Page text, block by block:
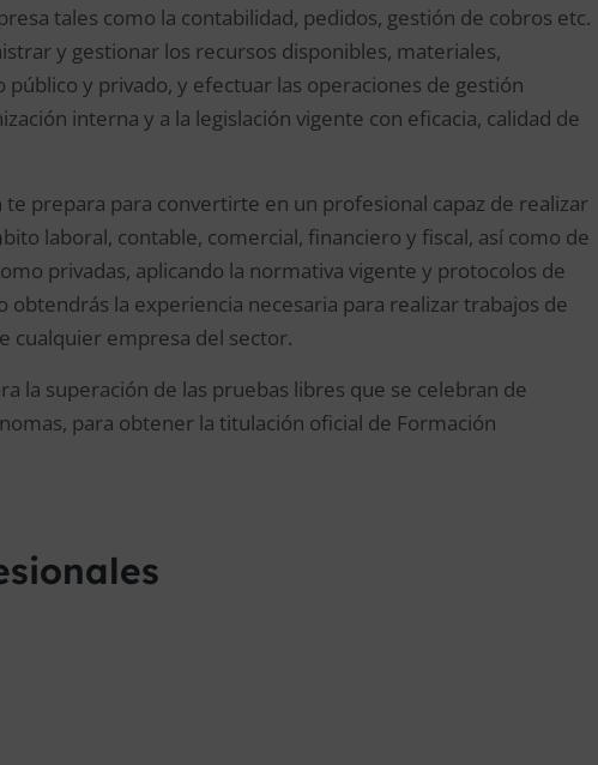
tales como la contabilidad, pedidos, gestión de cobros etc.
y gestionar los recursos disponibles, materiales,
y privado, y efectuar las operaciones de gestión
interna y a la legislación vigente con eficacia, calidad de
te prepara para convertirte en un profesional capaz de realizar
laboral, contable, comercial, financiero y fiscal, así como de
privadas, aplicando la normativa vigente y protocolos de
la experiencia necesaria para realizar trabajos de
cualquier empresa del sector.
la superación de las pruebas libres que se celebran de
para obtener la titulación oficial de Formación